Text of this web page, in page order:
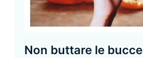
Non buttare le bucce